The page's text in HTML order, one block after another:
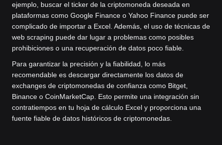
ejemplo, buscar el ticker de la criptomoneda deseada en
plataformas como Google Finance o Yahoo Finance puede ser
complicado de importar a Excel. Además, el uso de técnicas de
web scraping puede dar lugar a problemas como posibles
prohibiciones o una recuperación de datos poco fiable.
Para garantizar la precisión y la fiabilidad, lo más
recomendable es descargar directamente los datos de
exchanges de criptomonedas de confianza como Bitget,
Binance o CoinMarketCap. Esto permite una integración sin
contratiempos en tu hoja de cálculo Excel y proporciona una
fuente fiable de datos históricos de criptomonedas.